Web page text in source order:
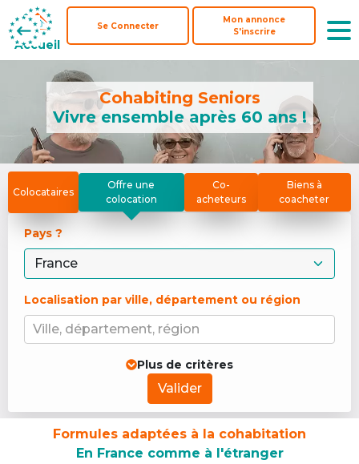
Accueil
Se Connecter
Mon annonce
S'inscrire
Accueil
Se Connecter
Mon annonce
S'inscrire
Cohabiting Seniors
Vivre ensemble après 60 ans !
Colocataires
Offre une
colocation
Co-
acheteurs
Biens à
coacheter
Pays ?
Localisation par ville, département ou région
Ville, département, région
Plus de critères
Valider
Formules adaptées à la cohabitation
En France comme à l'étranger